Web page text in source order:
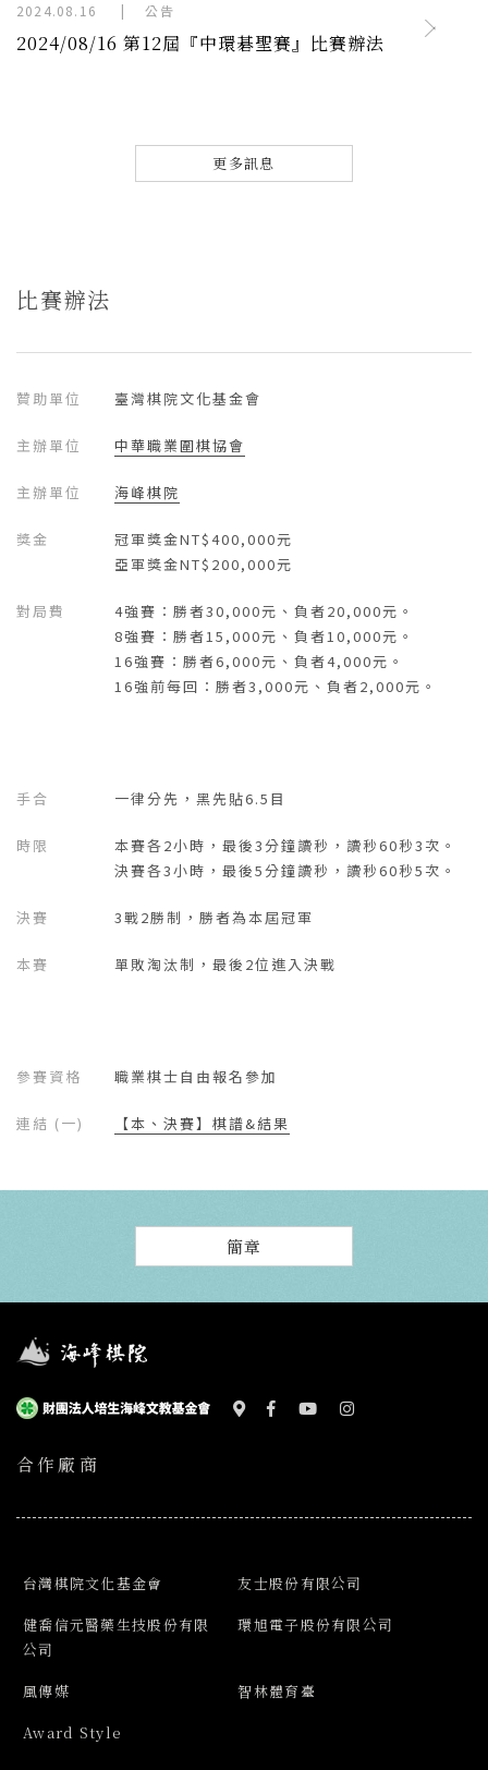
2024.08.16 | 公告
2024/08/16 第12屆『中環碁聖賽』比賽辦法
更多訊息
比賽辦法
贊助單位 臺灣棋院文化基金會
主辦單位 中華職業圍棋協會
主辦單位 海峰棋院
獎金
冠軍獎金NT$400,000元
亞軍獎金NT$200,000元
對局費
4強賽：勝者30,000元、負者20,000元。
8強賽：勝者15,000元、負者10,000元。
16強賽：勝者6,000元、負者4,000元。
16強前每回：勝者3,000元、負者2,000元。
手合 一律分先，黑先貼6.5目
時限
本賽各2小時，最後3分鐘讀秒，讀秒60秒3次。
決賽各3小時，最後5分鐘讀秒，讀秒60秒5次。
決賽 3戰2勝制，勝者為本屆冠軍
本賽 單敗淘汰制，最後2位進入決戰
參賽資格 職業棋士自由報名參加
連結 (一) 【本、決賽】棋譜&結果
簡章
合作廠商
台灣棋院文化基金會
友士股份有限公司
健喬信元醫藥生技股份有限
公司
環旭電子股份有限公司
風傳媒
智林體育臺
Award Style